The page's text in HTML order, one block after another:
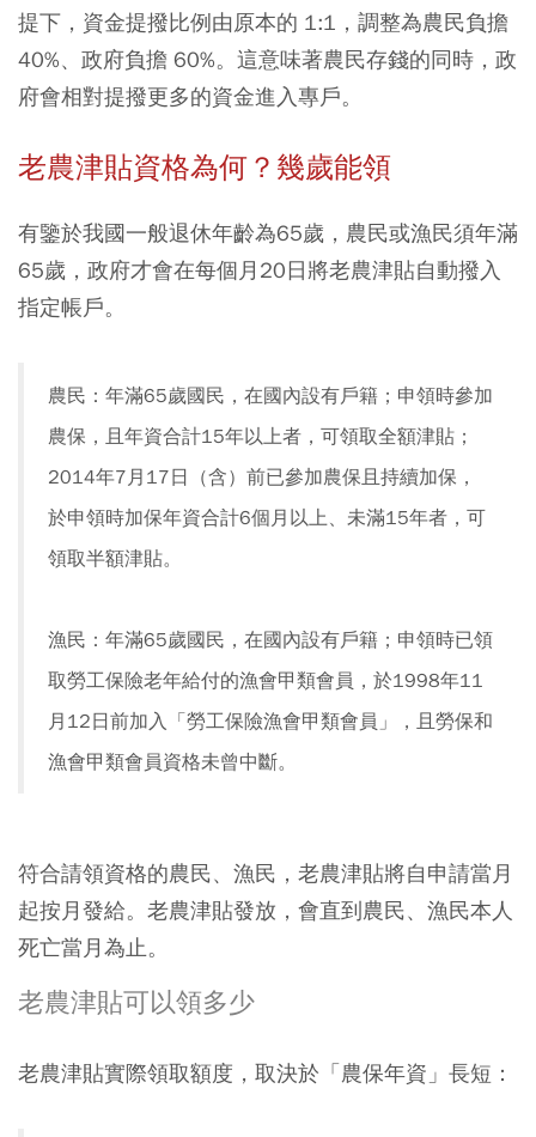
提下，資金提撥比例由原本的 1:1，調整為農民負擔
40%、政府負擔 60%。這意味著農民存錢的同時，政
府會相對提撥更多的資金進入專戶。
老農津貼資格為何？幾歲能領
有鑒於我國一般退休年齡為65歲，農民或漁民須年滿
65歲，政府才會在每個月20日將老農津貼自動撥入
指定帳戶。
農民：年滿65歲國民，在國內設有戶籍；申領時參加
農保，且年資合計15年以上者，可領取全額津貼；
2014年7月17日（含）前已參加農保且持續加保，
於申領時加保年資合計6個月以上、未滿15年者，可
領取半額津貼。
漁民：年滿65歲國民，在國內設有戶籍；申領時已領
取勞工保險老年給付的漁會甲類會員，於1998年11
月12日前加入「勞工保險漁會甲類會員」，且勞保和
漁會甲類會員資格未曾中斷。
符合請領資格的農民、漁民，老農津貼將自申請當月
起按月發給。老農津貼發放，會直到農民、漁民本人
死亡當月為止。
老農津貼可以領多少
老農津貼實際領取額度，取決於「農保年資」長短：